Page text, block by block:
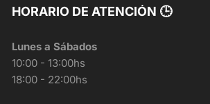
HORARIO DE ATENCIÓN 🕒
Lunes a Sábados
10:00 - 13:00hs
18:00 - 22:00hs